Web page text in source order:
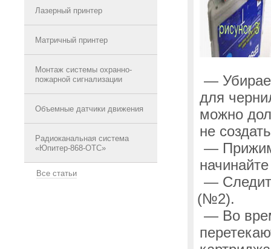
Лазерный принтер
Матричный принтер
Монтаж системы охранно-
пожарной сигнализации
Объемные датчики движения
Радиоканальная система
«Юпитер-868-ОТС»
Все статьи
—
для
можно
не
—
—
(№2).
— Во